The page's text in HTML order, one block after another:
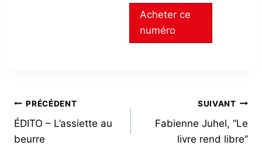
Acheter ce
numéro
NAVIGATION
DE
PRÉCÉDENT
ÉDITO – L’assiette au
beurre
SUIVANT
Fabienne Juhel, “Le
livre rend libre”